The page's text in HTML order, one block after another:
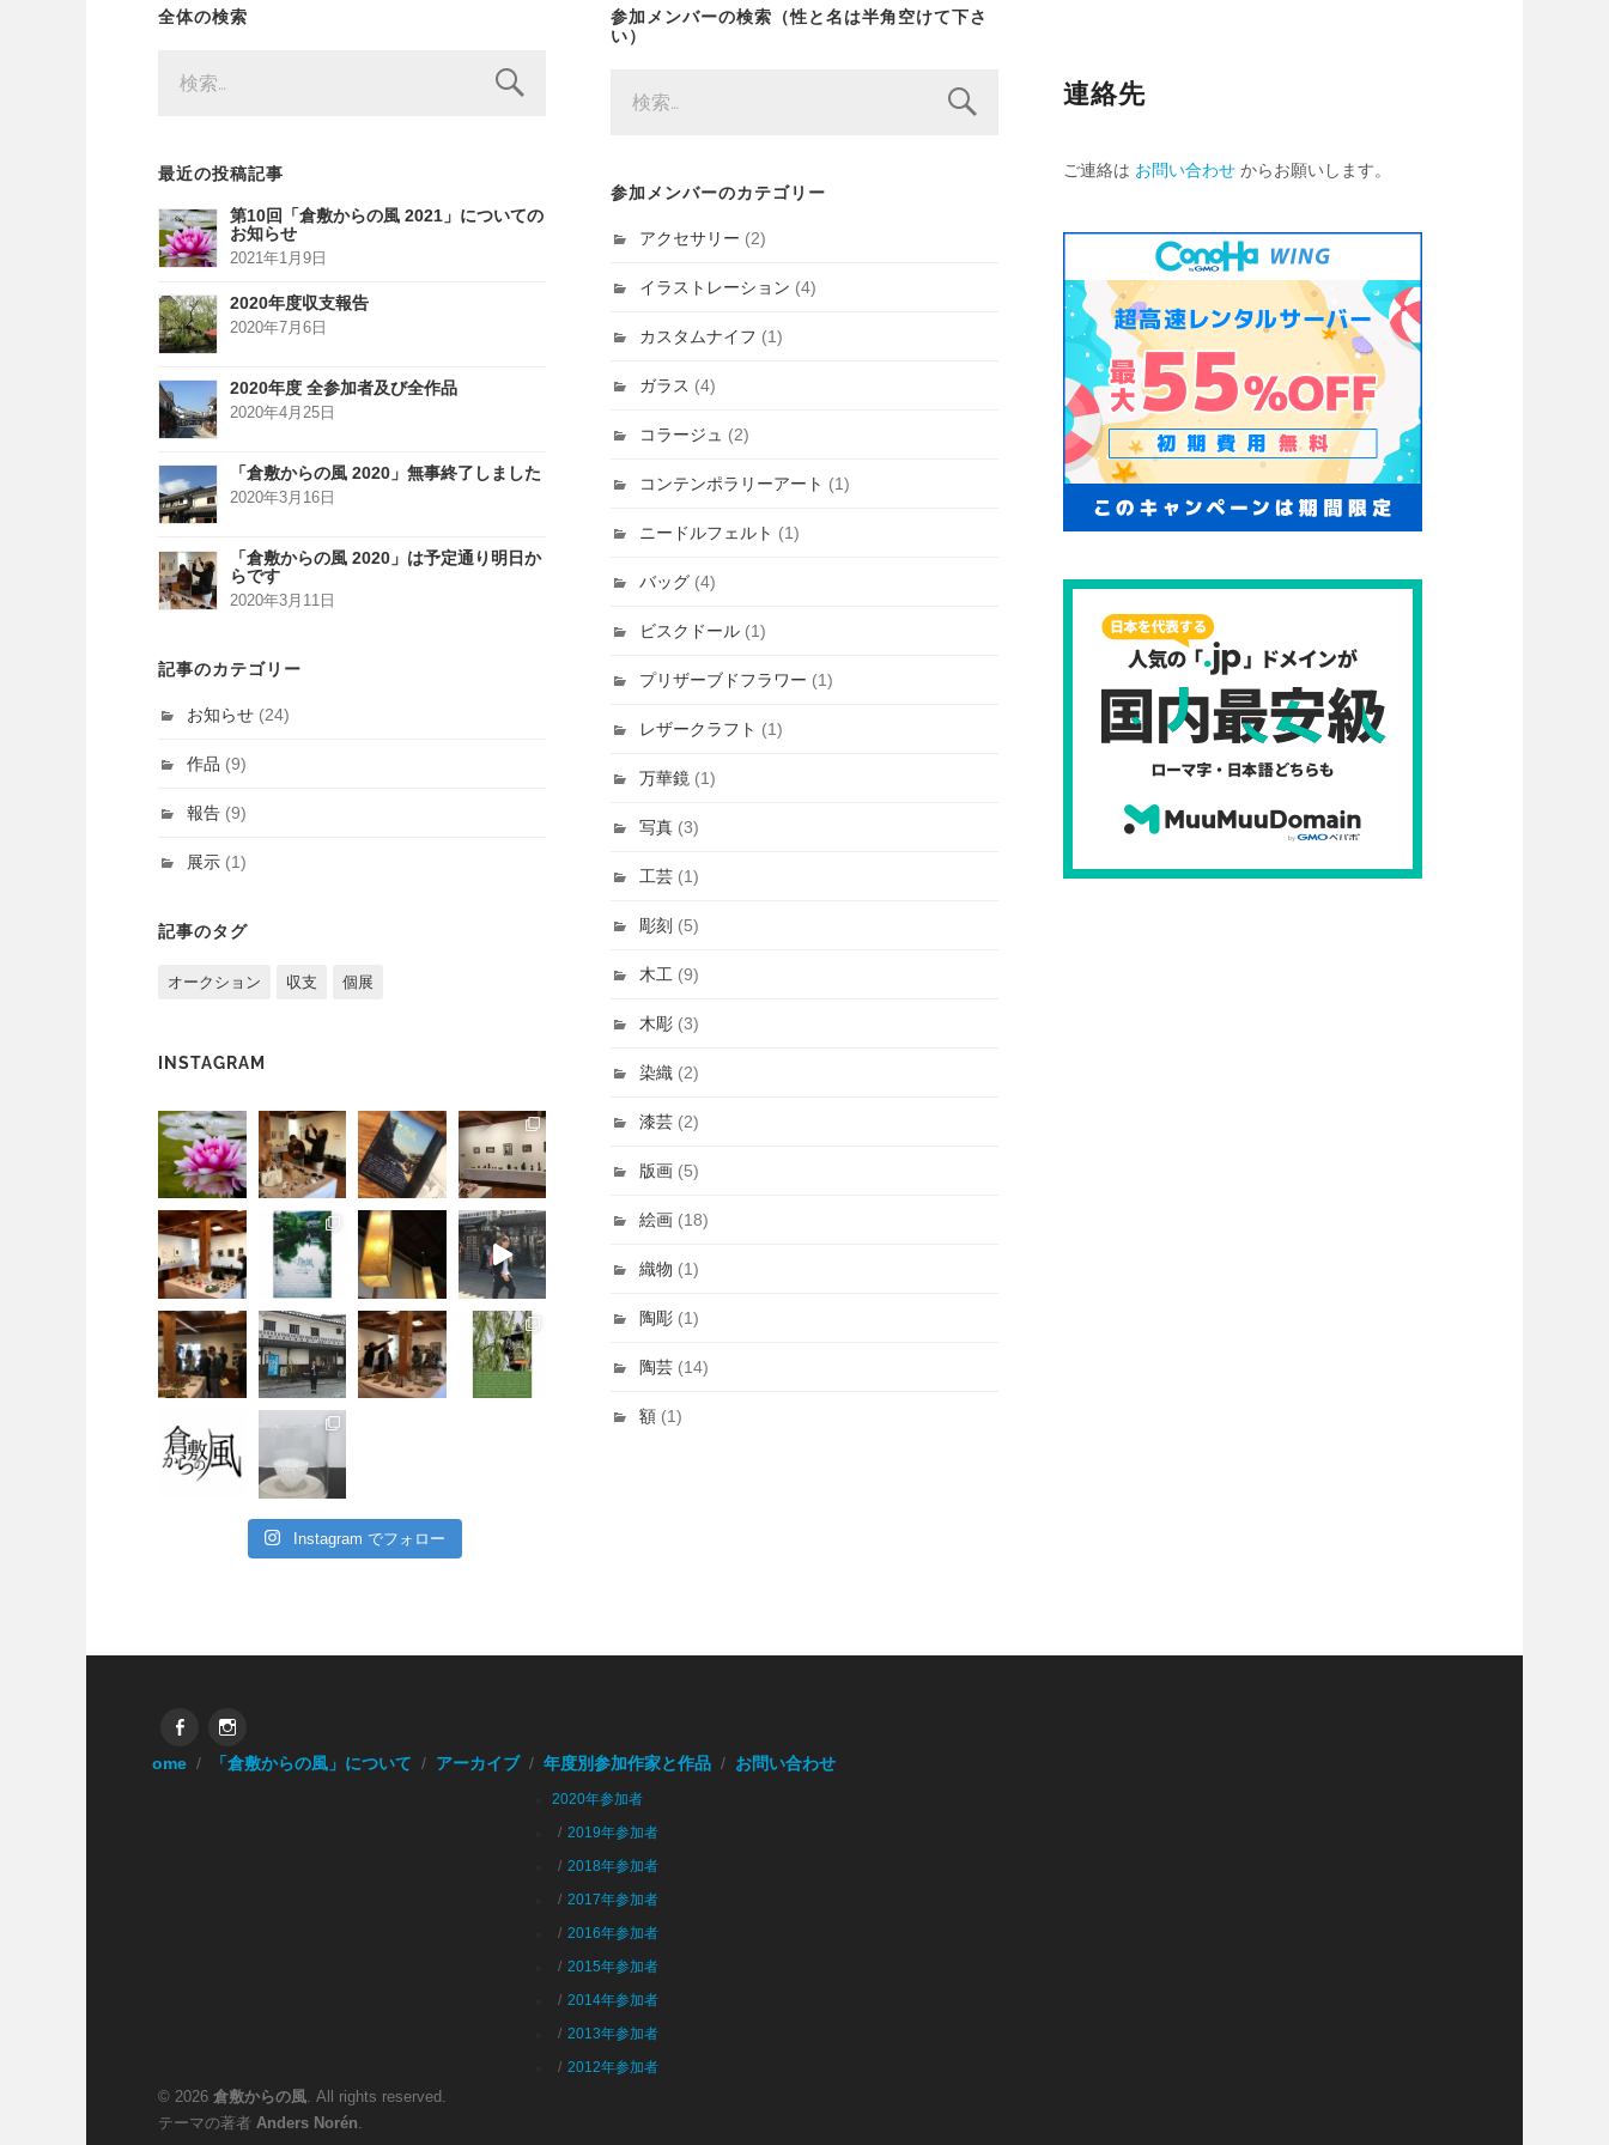
全体の検索
最近の投稿記事
第10回「倉敷からの風 2021」についての
お知らせ
2021年1月9日
2020年度収支報告
2020年7月6日
2020年度 全参加者及び全作品
2020年4月25日
「倉敷からの風 2020」無事終了しました
2020年3月16日
「倉敷からの風 2020」は予定通り明日か
らです
2020年3月11日
記事のカテゴリー
お知らせ (24)
作品 (9)
報告 (9)
展示 (1)
記事のタグ
オークション 収支 個展
INSTAGRAM
Instagram でフォロー
参加メンバーの検索（性と名は半角空けて下さ
い）
参加メンバーのカテゴリー
アクセサリー (2)
イラストレーション (4)
カスタムナイフ (1)
ガラス (4)
コラージュ (2)
コンテンポラリーアート (1)
ニードルフェルト (1)
バッグ (4)
ビスクドール (1)
プリザーブドフラワー (1)
レザークラフト (1)
万華鏡 (1)
写真 (3)
工芸 (1)
彫刻 (5)
木工 (9)
木彫 (3)
染織 (2)
漆芸 (2)
版画 (5)
絵画 (18)
織物 (1)
陶彫 (1)
陶芸 (14)
額 (1)
連絡先
ご連絡は お問い合わせ からお願いします。
FacebookInstagram
Home 「倉敷からの風」について アーカイブ 年度別参加作家と作品
2020年参加者
2019年参加者
2018年参加者
2017年参加者
2016年参加者
2015年参加者
2014年参加者
2013年参加者
2012年参加者
お問い合わせ
© 2026 倉敷からの風. All rights reserved.
テーマの著者 Anders Norén.